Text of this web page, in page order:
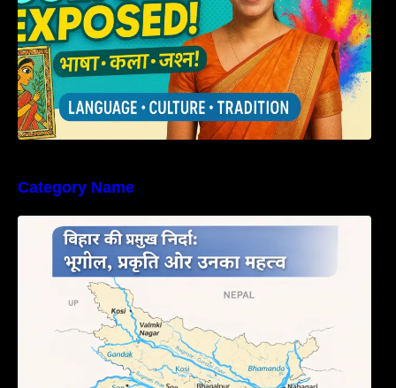
Category Name
बिहार की नदियों का विस्तृत अध्ययन | Geography of
Rivers in Bihar